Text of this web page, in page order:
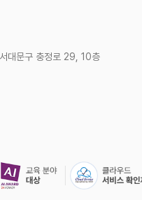
대문구 충정로 29, 10층